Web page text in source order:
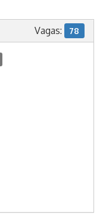
Vagas: 78